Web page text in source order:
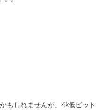
もしれませんが、4k低ビット